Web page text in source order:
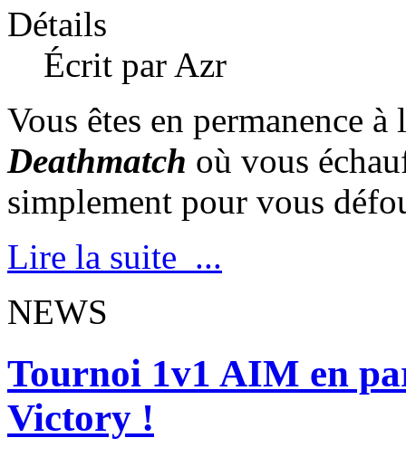
Détails
Écrit par Azr
Vous êtes en permanence
Deathmatch où vous
simplement pour vous
Lire la suite ...
NEWS
Tournoi 1v1 AIM en
Victory !